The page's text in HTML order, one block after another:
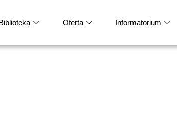
Oferta Informatorium